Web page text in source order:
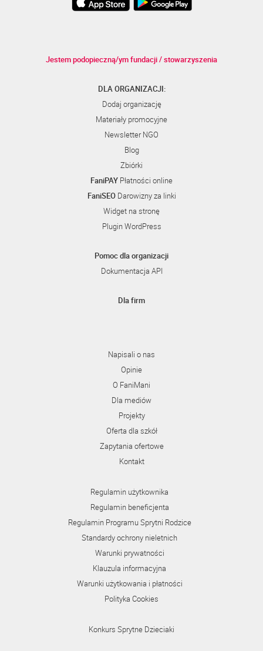
Jestem podopieczną/ym fundacji / stowarzyszenia
DLA ORGANIZACJI:
Dodaj organizację
Materiały promocyjne
Newsletter NGO
Blog
Zbiórki
FaniPAY Płatności online
FaniSEODarowizny za linki
Widget na stronę
Plugin WordPress
Pomoc dla organizacji
Dokumentacja API
Dla firm
Napisali o nas
Opinie
O FaniMani
Dla mediów
Projekty
Oferta dla szkół
Zapytania ofertowe
Kontakt
Regulamin użytkownika
Regulamin beneficjenta
Regulamin Programu Sprytni Rodzice
Standardy ochrony nieletnich
Warunki prywatności
Klauzula informacyjna
Warunki użytkowania i płatności
Polityka Cookies
Konkurs Sprytne Dzieciaki